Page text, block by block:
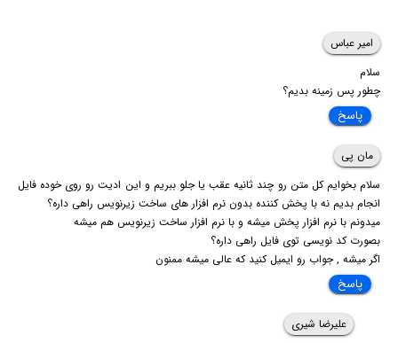
امیر عباس
سلام
چطور پس زمینه بدیم؟
پاسخ
مان پی
سلام بخوایم کل متن رو چند ثانیه عقب یا جلو ببریم و این ادیت رو روی خوده فایل
انجام بدیم نه با پخش کننده بدون نرم افزار های ساخت زیرنویس راهی داره؟
میدونم با نرم افزار پخش میشه و با نرم افزار ساخت زیرنویس هم میشه
بصورت کد نویسی توی فایل راهی داره؟
اگر میشه , جواب رو ایمیل کنید که عالی میشه ممنون
پاسخ
علیرضا شیری